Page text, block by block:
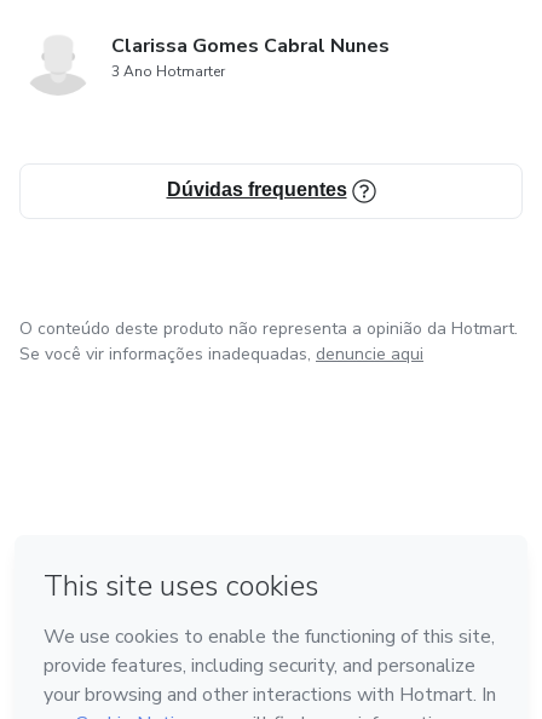
Clarissa Gomes Cabral Nunes
3 Ano Hotmarter
Dúvidas frequentes
O conteúdo deste produto não representa a opinião da Hotmart.
Se você vir informações inadequadas, denuncie aqui
Feito com ❤ na Cidade do México